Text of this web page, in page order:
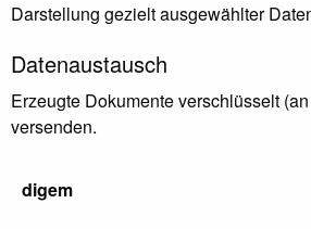
Darstellung gezielt ausgewählter
Datenaustausch
Erzeugte Dokumente verschlüsselt
versenden.
digem